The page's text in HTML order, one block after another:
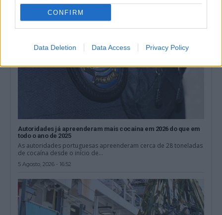
CONFIRM
Data Deletion Data Access Privacy Policy
Autoridades já apreenderam mais cocaína em 2026 do que em
todo o ano de 2025
As autoridades portuguesas apreenderam cerca de 28 toneladas
de cocaína desde o início de...
5 Agosto, 2026 - 16:52